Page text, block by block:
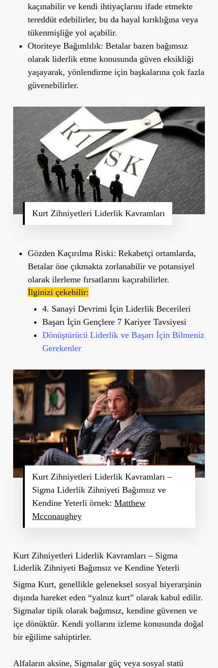
kaçınabilir ve kendi ihtiyaçlarını ifade etmekte
tereddüt edebilirler, bu da hayal kırıklığına veya
tükenmişliğe yol açabilir.
Otoriteye Bağımlılık: Betalar bazen bağımsız
olarak liderlik etme konusunda güven eksikliği
yaşayarak, yönlendirme için başkalarına çok fazla
güvenebilirler.
Kurt Zihniyetleri Liderlik Kavramları
Gözden Kaçırılma Riski: Rekabetçi ortamlarda,
Betalar öne çıkmakta zorlanabilir ve potansiyel
olarak ilerleme fırsatlarını kaçırabilirler.
İlginizi çekebilir:
4. Sanayi Devrimi İçin Liderlik Becerileri
Başarı İçin Gençlere 7 Kariyer Tavsiyesi
Dönüştürücü Liderlik ve Başarı İçin Bilmeniz
Gerekenler
Kurt Zihniyetleri Liderlik Kavramları –
Sigma Liderlik Zihniyeti Bağımsız ve
Kendine Yeterli örnek: Matthew
Mcconaughey
Kurt Zihniyetleri Liderlik Kavramları – Sigma
Liderlik Zihniyeti Bağımsız ve Kendine Yeterli
Sigma Kurt, genellikle geleneksel sosyal hiyerarşinin
dışında hareket eden “yalnız kurt” olarak kabul edilir.
Sigmalar tipik olarak bağımsız, kendine güvenen ve
içe dönüktür. Kendi yollarını izleme konusunda doğal
bir eğilime sahiptirler.
Alfaların aksine, Sigmalar güç veya sosyal statü